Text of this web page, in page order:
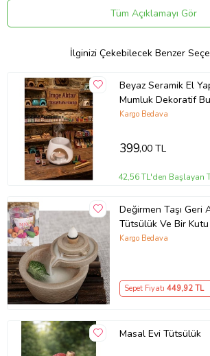
Ürün Kodu:kcm32493382
Tüm Açıklamayı Gör
İlginizi Çekebilecek Benzer
Beyaz Seramik El Yapımı Buhurdanlık
Mumluk
Kargo Bedava
399,00 TL
42,56 TL'den Başlayan
Değirmen Taşı Geri
Tütsülük Ve Bir
Kargo Bedava
Sepet Fiyatı 449,92 TL
Masal Evi Tütsülük